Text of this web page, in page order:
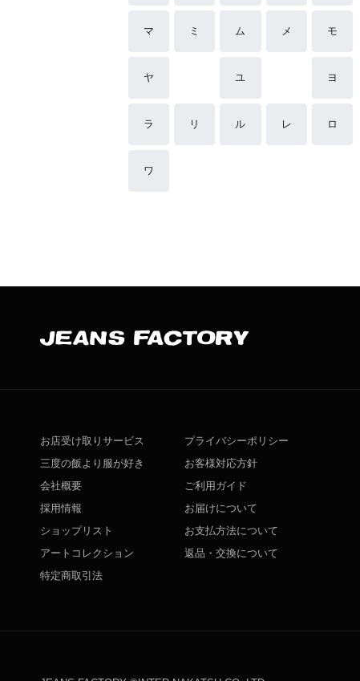
マ ミ ム メ モ
ヤ ユ ヨ
ラ リ ル レ ロ
ワ
お店受け取りサービス
三度の飯より服が好き
会社概要
採用情報
ショップリスト
アートコレクション
特定商取引法
プライバシーポリシー
お客様対応方針
ご利用ガイド
お届けについて
お支払方法について
返品・交換について